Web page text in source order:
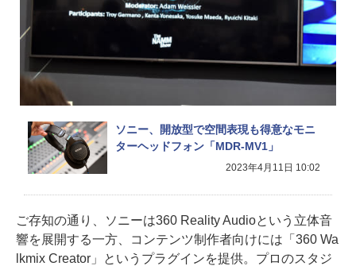
ソニー、開放型で空間表現も得意なモニ
ターヘッドフォン「MDR-MV1」
2023年4月11日 10:02
ご存知の通り、ソニーは360 Reality Audioという立体音
響を展開する一方、コンテンツ制作者向けには「360 Wa
lkmix Creator」というプラグインを提供。プロのスタジ